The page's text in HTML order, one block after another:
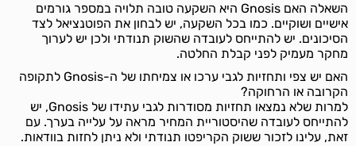
השאלה האם Gnosis היא השקעה טובה תלויה במספר גורמים
אישיים ושוקיים. כמו בכל השקעה, יש לבחון את הפוטנציאל לצד
הסיכונים. יש להתייחס לעובדה שהשוק תנודתי ולכן יש לערוך
מחקר מעמיק לפני קבלת החלטה.
האם יש צפי ותחזיות לגבי ערכו או צמיחתו של ה-Gnosis לתקופה
הקרובה או הרחוקה?
למרות שלא נמצאו תחזיות מסודרות לגבי עתידו של Gnosis, יש
להתייחס לעובדה שהיסטוריית המחיר מראה על עלייה בערך. עם
זאת, עלינו לזכור ששוק הקריפטו תנודתי ולא ניתן לחזות בוודאות.